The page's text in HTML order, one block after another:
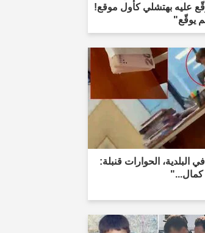
عليه بهتشلي كأول موقع!
يوقّع"
الحوارات قنبلة:
كمال..."